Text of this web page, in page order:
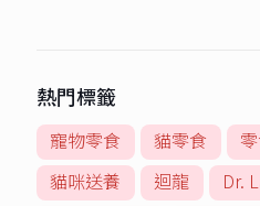
熱門標籤
寵物零食 貓零食
貓咪送養
迴龍 Dr.